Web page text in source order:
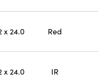
x 24.0 Red
x 24.0 IR